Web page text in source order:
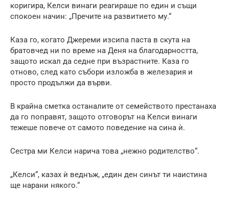
коригира, Келси винаги реагираше по един и същи
спокоен начин: „Пречите на развитието му.“
Каза го, когато Джереми изсипа паста в скута на
братовчед ни по време на Деня на благодарността,
защото искал да седне при възрастните. Каза го
отново, след като събори изложба в железария и
просто продължи да върви.
В крайна сметка останалите от семейството престанаха
да го поправят, защото отговорът на Келси винаги
тежеше повече от самото поведение на сина ѝ.
Сестра ми Келси нарича това „нежно родителство“.
„Келси“, казах ѝ веднъж, „един ден синът ти наистина
ще нарани някого.“